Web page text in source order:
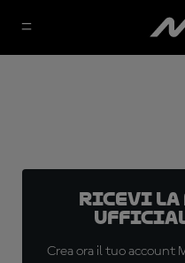
Ricevi
Crea ora il tuo account